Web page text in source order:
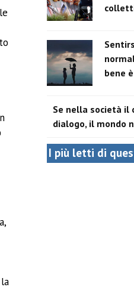
bene
Se nella società
dialogo, il mondo
I più letti di